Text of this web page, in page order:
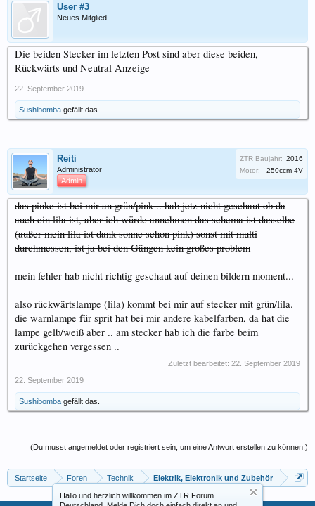
Hallo und herzlich willkommen im ZTR Forum
User #3
Neues Mitglied
Die beiden Stecker im letzten Post sind aber diese beiden,
Rückwärts und Neutral Anzeige
22. September 2019
Sushibomba gefällt das.
Reiti
Administrator
Admin
ZTR Baujahr: 2016
Motor:
250ccm 4V
das pinke ist bei mir an grün/pink .. hab jetz nicht geschaut ob da
auch ein lila ist, aber ich würde annehmen das schema ist dasselbe
(außer mein lila ist dank sonne schon pink) sonst mit multi
durchmessen, ist ja bei den Gängen kein großes problem
mein fehler hab nicht richtig geschaut auf deinen bildern moment...
also rückwärtslampe (lila) kommt bei mir auf stecker mit grün/lila.
die warnlampe für sprit hat bei mir andere kabelfarben, da hat die
lampe gelb/weiß aber .. am stecker hab ich die farbe beim
zurückgehen vergessen ..
Zuletzt bearbeitet: 22. September 2019
22. September 2019
Sushibomba gefällt das.
(Du musst angemeldet oder registriert sein, um eine Antwort erstellen zu können.)
Startseite Foren Technik Elektrik, Elektronik und Zubehör